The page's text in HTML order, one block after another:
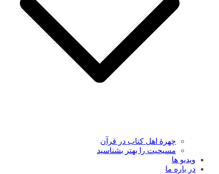
چهرۀ اهل کتاب در قرآن
مسیحیت را بهتر بشناسید
ویدیو ها
در باره ما